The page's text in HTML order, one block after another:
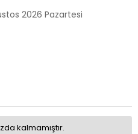
2026 Pazartesi
kalmamıştır.